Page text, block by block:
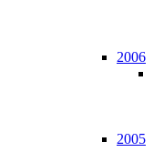
2006
2005